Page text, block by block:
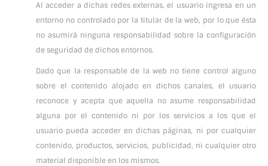
Al acceder a dichas redes externas, el usuario ingresa en un
entorno no controlado por la titular de la web, por lo que ésta
no asumirá ninguna responsabilidad sobre la configuración
de seguridad de dichos entornos.
Dado que la responsable de la web no tiene control alguno
sobre el contenido alojado en dichos canales, el usuario
reconoce y acepta que aquella no asume responsabilidad
alguna por el contenido ni por los servicios a los que el
usuario pueda acceder en dichas páginas, ni por cualquier
contenido, productos, servicios, publicidad, ni cualquier otro
material disponible en los mismos.